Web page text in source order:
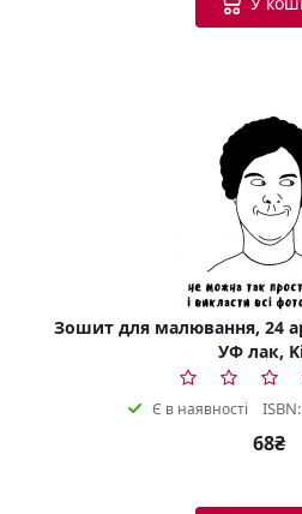
Зошит для малювання, 24
УФ лак,
Є в наявності
68₴